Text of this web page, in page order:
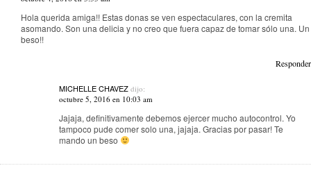
Hola querida amiga!! Estas donas se ven espectaculares, con la cremita
asomando. Son una delicia y no creo que fuera capaz de tomar sólo una. Un
beso!!
Responder
MICHELLE CHAVEZ dijo:
octubre 5, 2016 en 10:03 am
Jajaja, definitivamente debemos ejercer mucho autocontrol. Yo
tampoco pude comer solo una, jajaja. Gracias por pasar! Te
mando un beso